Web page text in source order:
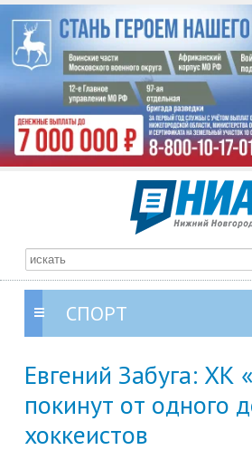
СПОРТ
Евгений Забуга: ХК
покинут от одного
хоккеистов